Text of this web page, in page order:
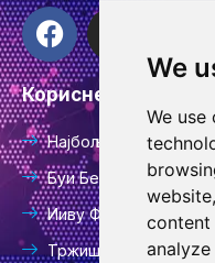
We
We
content
Ф
а
ц
е
б
о
о
к
у
у
б
е
Корисне везе
Најбољи кинески
Буи Белтс Маркет
Ииву Фестивал
Тржиште украса за